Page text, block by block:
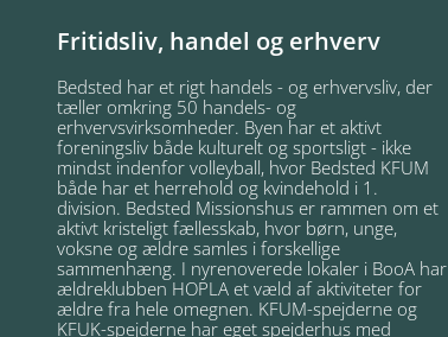
Fritidsliv, handel og erhverv
Bedsted har et rigt handels - og erhvervsliv, der
tæller omkring 50 handels- og
erhvervsvirksomheder. Byen har et aktivt
foreningsliv både kulturelt og sportsligt - ikke
mindst indenfor volleyball, hvor Bedsted KFUM
både har et herrehold og kvindehold i 1.
division. Bedsted Missionshus er rammen om et
aktivt kristeligt fællesskab, hvor børn, unge,
voksne og ældre samles i forskellige
sammenhæng. I nyrenoverede lokaler i BooA har
ældreklubben HOPLA et væld af aktiviteter for
ældre fra hele omegnen. KFUM-spejderne og
KFUK-spejderne har eget spejderhus med